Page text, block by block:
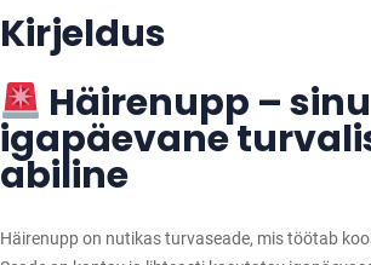
n
u
p
–
V
ä
j
Kirjeldus
Häirenupp – sinu
igapäevane
abiline
Häirenupp on nutikas turvaseade, mis töötab